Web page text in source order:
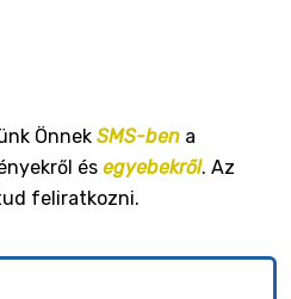
Önnek SMS-ben a
és egyebekről. Az
feliratkozni.